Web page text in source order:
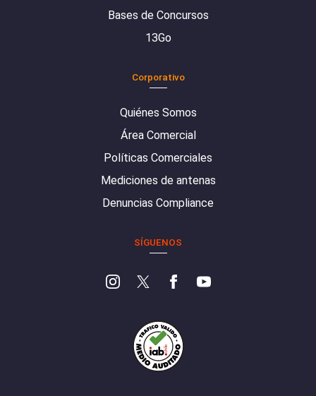
Bases de Concursos
13Go
Corporativo
Quiénes Somos
Área Comercial
Políticas Comerciales
Mediciones de antenas
Denuncias Compliance
SÍGUENOS